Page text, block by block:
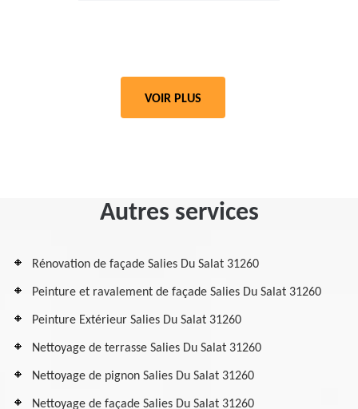
VOIR PLUS
Autres services
Rénovation de façade Salies Du Salat 31260
Peinture et ravalement de façade Salies Du Salat 31260
Peinture Extérieur Salies Du Salat 31260
Nettoyage de terrasse Salies Du Salat 31260
Nettoyage de pignon Salies Du Salat 31260
Nettoyage de façade Salies Du Salat 31260